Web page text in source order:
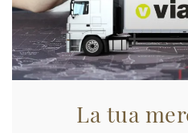
La tua